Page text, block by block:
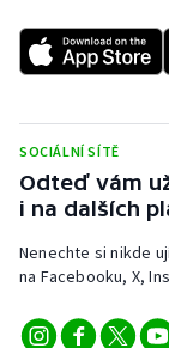
SOCIÁLNÍ SÍTĚ
Odteď vám
i na dalších
Nenechte si nikde
na Facebooku, X,